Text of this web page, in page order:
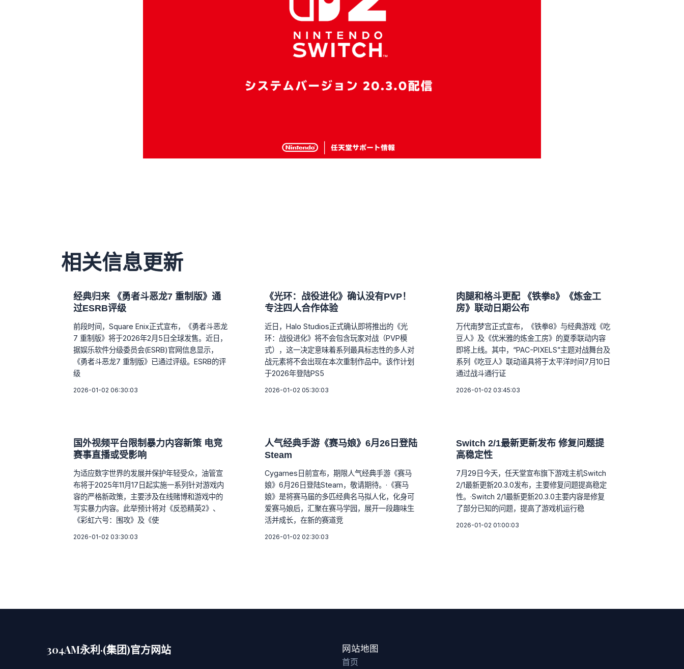
相关信息更新
经典归来 《勇者斗恶龙7 重制版》通
过ESRB评级
前段时间，Square Enix正式宣布，《勇者斗恶龙
7 重制版》将于2026年2月5日全球发售。近日，
据娱乐软件分级委员会(ESRB)官网信息显示，
《勇者斗恶龙7 重制版》已通过评级。ESRB的评
级
2026-01-02 06:30:03
《光环：战役进化》确认没有PVP！
专注四人合作体验
近日，Halo Studios正式确认即将推出的《光
环：战役进化》将不会包含玩家对战（PVP模
式），这一决定意味着系列最具标志性的多人对
战元素将不会出现在本次重制作品中。该作计划
于2026年登陆PS5
2026-01-02 05:30:03
肉腿和格斗更配 《铁拳8》《炼金工
房》联动日期公布
万代南梦宫正式宣布，《铁拳8》与经典游戏《吃
豆人》及《优米雅的炼金工房》的夏季联动内容
即将上线。其中，“PAC-PIXELS”主题对战舞台及
系列《吃豆人》联动道具将于太平洋时间7月10日
通过战斗通行证
2026-01-02 03:45:03
国外视频平台限制暴力内容新策 电竞
赛事直播或受影响
为适应数字世界的发展并保护年轻受众，油管宣
布将于2025年11月17日起实施一系列针对游戏内
容的严格新政策，主要涉及在线赌博和游戏中的
写实暴力内容。此举预计将对《反恐精英2》、
《彩虹六号：围攻》及《使
2026-01-02 03:30:03
人气经典手游《赛马娘》6月26日登陆
Steam
Cygames日前宣布，期限人气经典手游《赛马
娘》6月26日登陆Steam，敬请期待。·《赛马
娘》是将赛马届的多匹经典名马拟人化，化身可
爱赛马娘后，汇聚在赛马学园，展开一段趣味生
活并成长，在新的赛道竞
2026-01-02 02:30:03
Switch 2/1最新更新发布 修复问题提
高稳定性
7月29日今天，任天堂宣布旗下游戏主机Switch
2/1最新更新20.3.0发布，主要修复问题提高稳定
性。·Switch 2/1最新更新20.3.0主要内容是修复
了部分已知的问题，提高了游戏机运行稳
2026-01-02 01:00:03
304AM永利·(集团)官方网站 网站地图
首页